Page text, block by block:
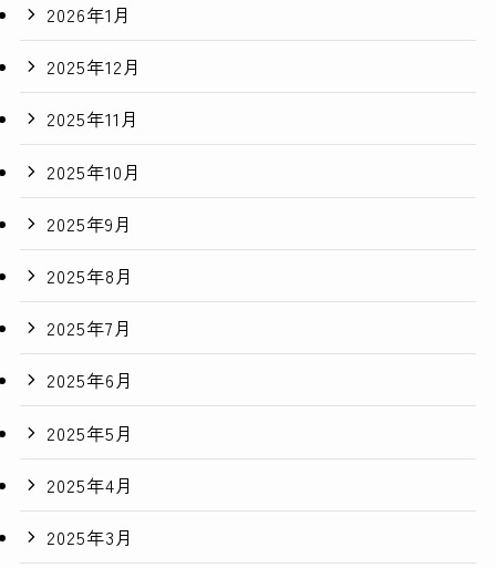
2026年1月
2025年12月
2025年11月
2025年10月
2025年9月
2025年8月
2025年7月
2025年6月
2025年5月
2025年4月
2025年3月